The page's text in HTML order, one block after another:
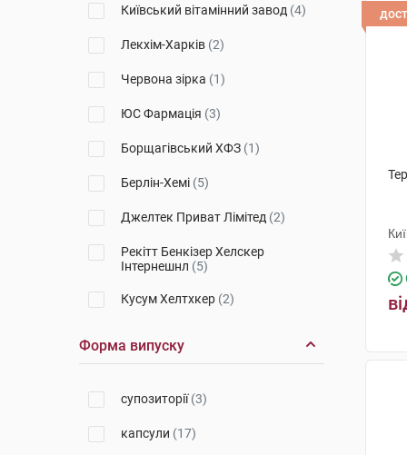
Київський вітамінний завод (4)
Лекхім-Харків (2)
Червона зірка (1)
ЮС Фармація (3)
Борщагівський ХФЗ (1)
Берлін-Хемі (5)
Джелтек Приват Лімітед (2)
Рекітт Бенкізер Хелскер
Інтернешнл (5)
Кусум Хелтхкер (2)
Лек Фармацевтична компанія
Форма випуску
супозиторії(3)
капсули (17)